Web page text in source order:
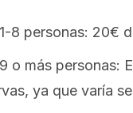
8 personas: 20€
o más personas:
ya que varía